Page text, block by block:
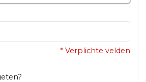
* Verplichte velden